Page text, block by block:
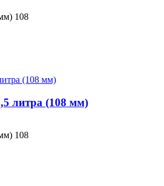
108
литра (108 мм)
108